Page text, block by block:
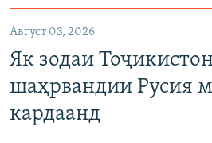
Август 03, 2026
Як зодаи
шаҳрвандии Русия
кардаанд